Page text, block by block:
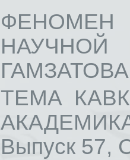
ФЕНОМЕН
ГАМЗАТОВА
ТЕМА
Выпуск 57,